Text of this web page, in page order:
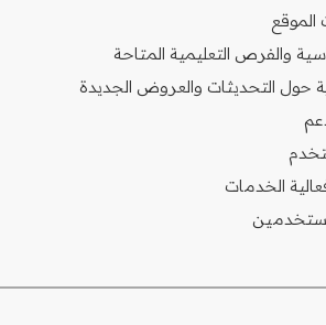
والفرص التعليمية المتاحة
حول التحديثات والعروض الجديدة
الخدمات